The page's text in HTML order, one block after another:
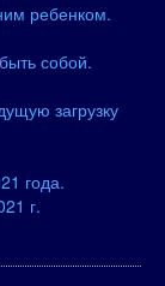
ребенком.
собой.
загрузку
года.
г.